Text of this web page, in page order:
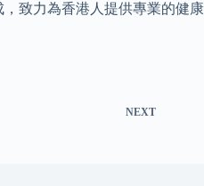
致力為香港人提供專業的健康
NEXT